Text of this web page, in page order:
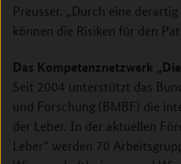
Preusser. „Durch eine
können die Risiken für den
Das Kompetenznetzwerk
Seit 2004 unterstützt das
und Forschung (BMBF) die
der Leber. In der aktuellen
Leber“ werden 70